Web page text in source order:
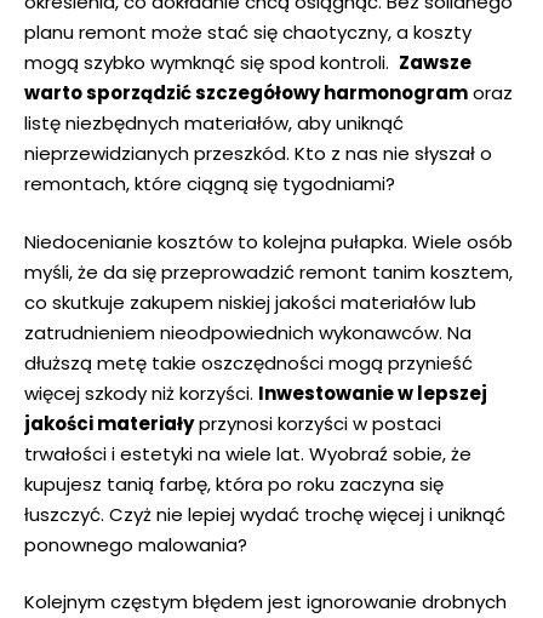
planu ‌remont może stać się chaotyczny, a koszty
mogą‍ szybko wymknąć się spod kontroli. ​ Zawsze
warto sporządzić szczegółowy harmonogram‍oraz
listę niezbędnych materiałów, aby⁢ uniknąć
nieprzewidzianych przeszkód. Kto z nas nie słyszał ‌o
remontach, ⁢które ciągną się tygodniami? ‌
Niedocenianie‍ kosztów to⁤ kolejna pułapka. Wiele​ osób‍
myśli, ‍że da się przeprowadzić‍ remont ‌tanim kosztem,
co ‍skutkuje zakupem niskiej jakości materiałów lub
zatrudnieniem nieodpowiednich‌ wykonawców. Na
dłuższą metę takie oszczędności mogą przynieść⁢
więcej szkody ​niż korzyści. Inwestowanie w lepszej​
jakości materiałyprzynosi korzyści w postaci
‍trwałości i ‌estetyki na wiele lat. Wyobraź sobie, że
kupujesz tanią farbę,​ która po roku zaczyna ​się
‌łuszczyć. Czyż nie lepiej ‌wydać trochę więcej i uniknąć
ponownego malowania?
Kolejnym‌ częstym błędem ⁣jest ignorowanie‍ drobnych⁤